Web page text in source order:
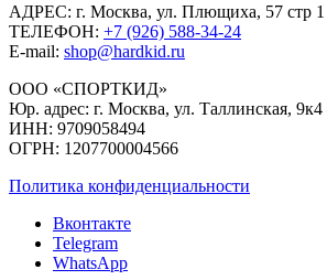
АДРЕС: г. Москва, ул. Плющиха, 57 стр 1
ТЕЛЕФОН: +7 (926) 588-34-24
E-mail: shop@hardkid.ru
ООО «СПОРТКИД»
Юр. адрес: г. Москва, ул. Таллинская,
ИНН: 9709058494
ОГРН: 1207700004566
Политика конфиденциальности
Вконтакте
Telegram
WhatsApp